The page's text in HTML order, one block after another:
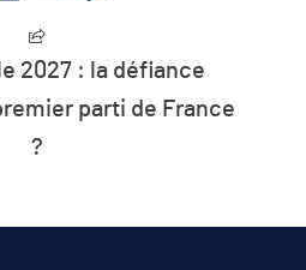
2027 : la défiance
parti de France
?